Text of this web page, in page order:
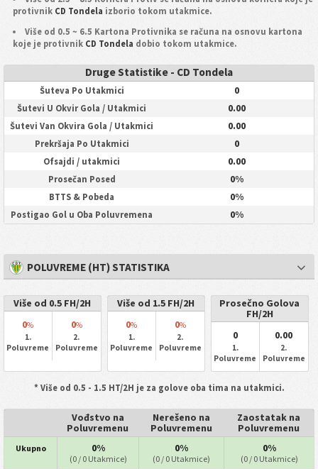
protivnik CD Tondela izborio tokom utakmice.
Više od 0.5 ~ 6.5 Kartona Protivnika se računa na osnovu kartona
koje je protivnik CD Tondela dobio tokom utakmice.
Druge Statistike - CD Tondela
Šuteva Po Utakmici 0
Šutevi U Okvir Gola / Utakmici 0.00
Šutevi Van Okvira Gola / Utakmici 0.00
Prekršaja Po Utakmici 0
Ofsajdi / utakmici 0.00
Prosečan Posed 0%
BTTS & Pobeda 0%
Postigao Gol u Oba Poluvremena 0%
POLUVREME (HT) STATISTIKA
Više od 0.5 FH/2H
0%
1.
Poluvreme
0%
2.
Poluvreme
Više od 1.5 FH/2H
0%
1.
Poluvreme
0%
2.
Poluvreme
Prosečno Golova
FH/2H
0
1.
Poluvreme
0.00
2.
Poluvreme
* Više od 0.5 - 1.5 HT/2H je za golove oba tima na utakmici.
Vođstvo na
Poluvremenu
Nerešeno na
Poluvremenu
Zaostatak na
Poluvremenu
Ukupno 0%
(0 / 0 Utakmice)
0%
(0 / 0 Utakmice)
0%
(0 / 0 Utakmice)